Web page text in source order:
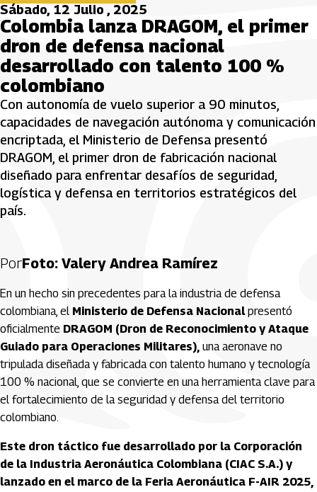
Sábado, 12 Julio , 2025
Colombia lanza DRAGOM, el primer
dron de defensa nacional
desarrollado con talento 100 %
colombiano
Con autonomía de vuelo superior a 90 minutos,
capacidades de navegación autónoma y comunicación
encriptada, el Ministerio de Defensa presentó
DRAGOM, el primer dron de fabricación nacional
diseñado para enfrentar desafíos de seguridad,
logística y defensa en territorios estratégicos del
país.
PorFoto: Valery Andrea Ramírez
En un hecho sin precedentes para la industria de defensa
colombiana, el Ministerio de Defensa Nacionalpresentó
oficialmente DRAGOM (Dron de Reconocimiento y Ataque
Guiado para Operaciones Militares), una aeronave no
tripulada diseñada y fabricada con talento humano y tecnología
100 % nacional, que se convierte en una herramienta clave para
el fortalecimiento de la seguridad y defensa del territorio
colombiano.
Este dron táctico fue desarrollado por la Corporación
de la Industria Aeronáutica Colombiana (CIAC S.A.) y
lanzado en el marco de la Feria Aeronáutica F-AIR 2025,